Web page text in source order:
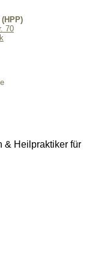
70
& Heilpraktiker für